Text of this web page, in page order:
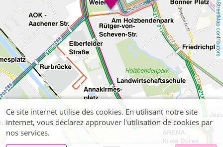
OpenStreetMap contributors
Ce site internet utilise des cookies. En utilisant notre site
internet, vous déclarez approuver l'utilisation de cookies par
nos services.